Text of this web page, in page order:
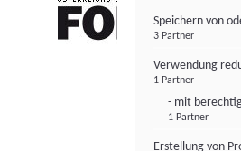
Speichern von
3 Partner
Verwendung
1 Partner
- mit
1 Partner
Erstellung von
FONDS professionell